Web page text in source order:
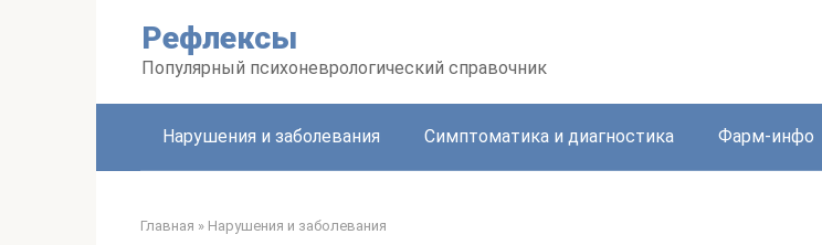
Рефлексы
Популярный психоневрологический справочник
Нарушения и заболевания Симптоматика и диагностика Фарм-инфо
Главная » Нарушения и заболевания